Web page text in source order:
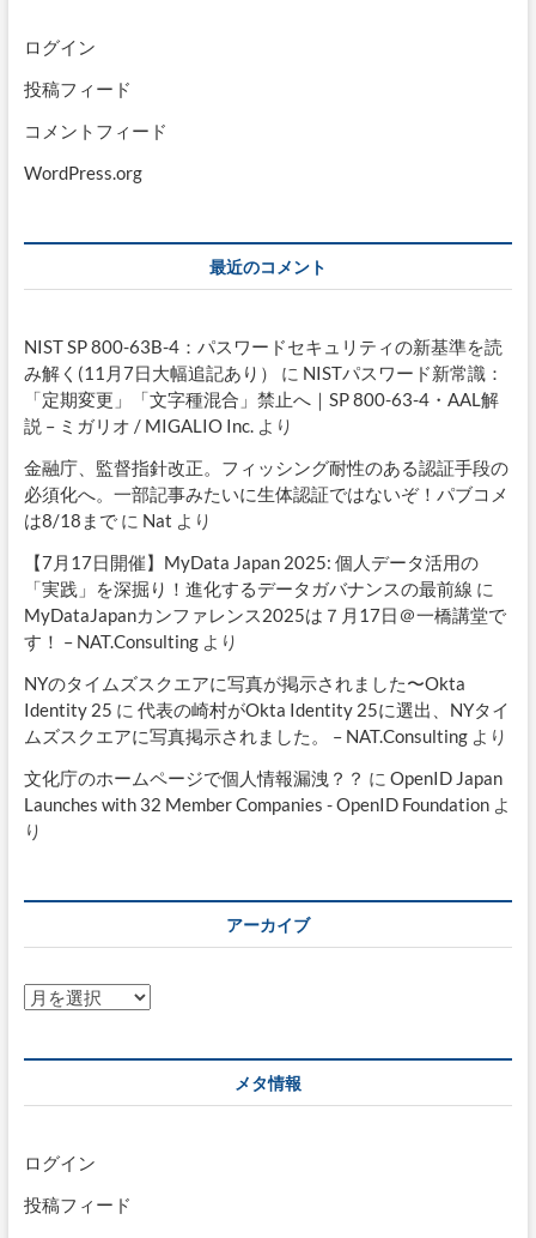
ログイン
投稿フィード
コメントフィード
WordPress.org
最近のコメント
NIST SP 800-63B-4：パスワードセキュリティの新基準を読
み解く(11月7日大幅追記あり）
に NISTパスワード新常識：
「定期変更」「文字種混合」禁止へ｜SP 800-63-4・AAL解
説 – ミガリオ / MIGALIO Inc.より
金融庁、監督指針改正。フィッシング耐性のある認証手段の
必須化へ。一部記事みたいに生体認証ではないぞ！パブコメ
は8/18までに Nat より
【7月17日開催】MyData Japan 2025: 個人データ活用の
「実践」を深掘り！進化するデータガバナンスの最前線 に
MyDataJapanカンファレンス2025は７月17日＠一橋講堂で
す！ – NAT.Consultingより
NYのタイムズスクエアに写真が掲示されました〜Okta
Identity 25 に 代表の崎村がOkta Identity 25に選出、NYタイ
ムズスクエアに写真掲示されました。 – NAT.Consultingより
文化庁のホームページで個人情報漏洩？？ に OpenID Japan
Launches with 32 Member Companies - OpenID Foundationよ
り
アーカイブ
ア
ブ
メタ情報
ログイン
投稿フィード